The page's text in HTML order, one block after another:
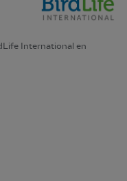
International en